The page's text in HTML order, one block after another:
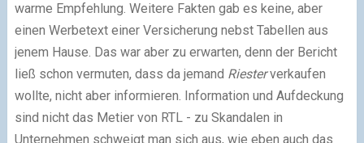
warme Empfehlung. Weitere Fakten gab es keine, aber
einen Werbetext einer Versicherung nebst Tabellen aus
jenem Hause. Das war aber zu erwarten, denn der Bericht
ließ schon vermuten, dass da jemand Riesterverkaufen
wollte, nicht aber informieren. Information und Aufdeckung
sind nicht das Metier von RTL - zu Skandalen in
Unternehmen schweigt man sich aus, wie eben auch das